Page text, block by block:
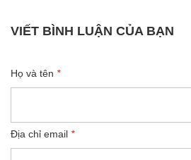
VIẾT BÌNH LUẬN CỦA BẠN
Họ và tên *
Địa chỉ email *